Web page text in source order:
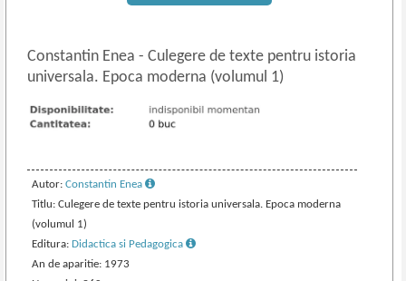
Constantin Enea- Culegere de texte pentru istoria
universala. Epoca moderna (volumul 1)
Autor:Constantin Enea
Titlu: Culegere de texte pentru istoria universala. Epoca moderna
(volumul 1)
Editura:Didactica si Pedagogica
An de aparitie: 1973